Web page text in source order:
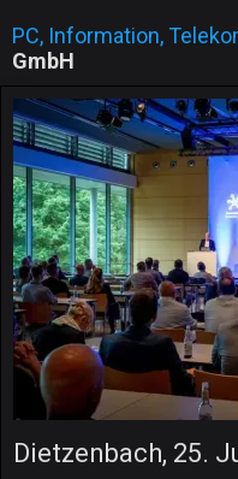
PC, Information,
GmbH
Dietzenbach, 25.